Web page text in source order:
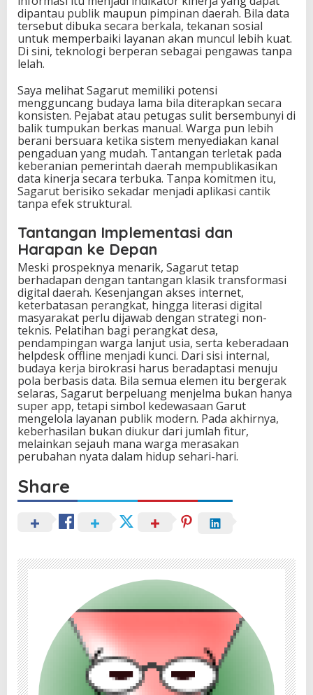
dipantau publik maupun pimpinan daerah. Bila data
tersebut dibuka secara berkala, tekanan sosial
untuk memperbaiki layanan akan muncul lebih kuat.
Di sini, teknologi berperan sebagai pengawas tanpa
lelah.
Saya melihat Sagarut memiliki potensi
mengguncang budaya lama bila diterapkan secara
konsisten. Pejabat atau petugas sulit bersembunyi di
balik tumpukan berkas manual. Warga pun lebih
berani bersuara ketika sistem menyediakan kanal
pengaduan yang mudah. Tantangan terletak pada
keberanian pemerintah daerah mempublikasikan
data kinerja secara terbuka. Tanpa komitmen itu,
Sagarut berisiko sekadar menjadi aplikasi cantik
tanpa efek struktural.
Tantangan Implementasi dan
Harapan ke Depan
Meski prospeknya menarik, Sagarut tetap
berhadapan dengan tantangan klasik transformasi
digital daerah. Kesenjangan akses internet,
keterbatasan perangkat, hingga literasi digital
masyarakat perlu dijawab dengan strategi non-
teknis. Pelatihan bagi perangkat desa,
pendampingan warga lanjut usia, serta keberadaan
helpdesk offline menjadi kunci. Dari sisi internal,
budaya kerja birokrasi harus beradaptasi menuju
pola berbasis data. Bila semua elemen itu bergerak
selaras, Sagarut berpeluang menjelma bukan hanya
super app, tetapi simbol kedewasaan Garut
mengelola layanan publik modern. Pada akhirnya,
keberhasilan bukan diukur dari jumlah fitur,
melainkan sejauh mana warga merasakan
perubahan nyata dalam hidup sehari-hari.
Share